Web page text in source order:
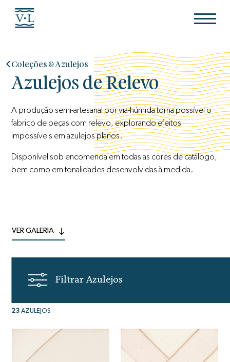
Coleções & Azulejos
Azulejos de Relevo
A produção semi-artesanal por via-húmida torna possível o
fabrico de peças com relevo, explorando efeitos
impossíveis em azulejos planos.
Disponível sob encomenda em todas as cores de catálogo,
bem como em tonalidades desenvolvidas à medida.
VER GALERIA
Filtrar Azulejos
23 AZULEJOS